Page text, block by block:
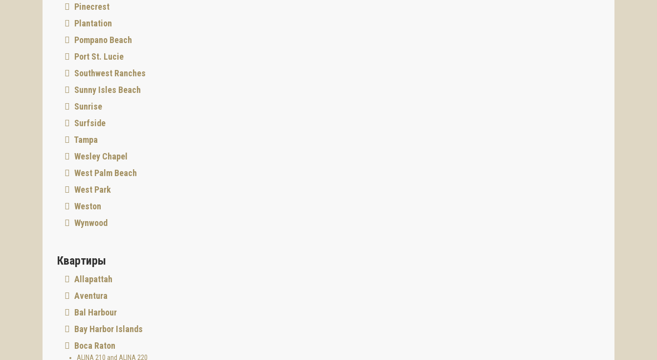
Pinecrest
Plantation
Pompano Beach
Port St. Lucie
Southwest Ranches
Sunny Isles Beach
Sunrise
Surfside
Tampa
Wesley Chapel
West Palm Beach
West Park
Weston
Wynwood
Квартиры
Allapattah
Aventura
Bal Harbour
Bay Harbor Islands
Boca Raton
ALINA 210 and ALINA 220